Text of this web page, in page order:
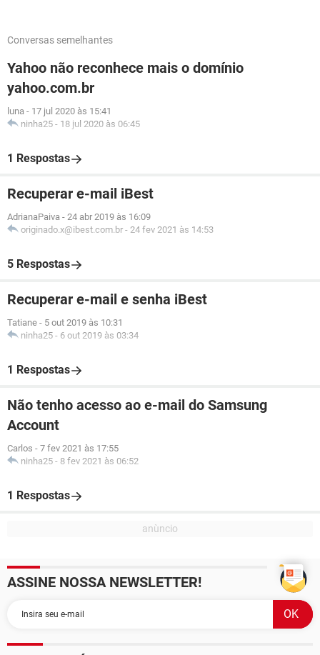
Conversas semelhantes
Yahoo não reconhece mais o domínio
yahoo.com.br
luna - 17 jul 2020 às 15:41
ninha25 - 18 jul 2020 às 06:45
1 Respostas
Recuperar e-mail iBest
AdrianaPaiva - 24 abr 2019 às 16:09
originado.x@ibest.com.br - 24 fev 2021 às 14:53
5 Respostas
Recuperar e-mail e senha iBest
Tatiane - 5 out 2019 às 10:31
ninha25 - 6 out 2019 às 03:34
1 Respostas
Não tenho acesso ao e-mail do Samsung
Account
Carlos - 7 fev 2021 às 17:55
ninha25 - 8 fev 2021 às 06:52
1 Respostas
ASSINE NOSSA NEWSLETTER!